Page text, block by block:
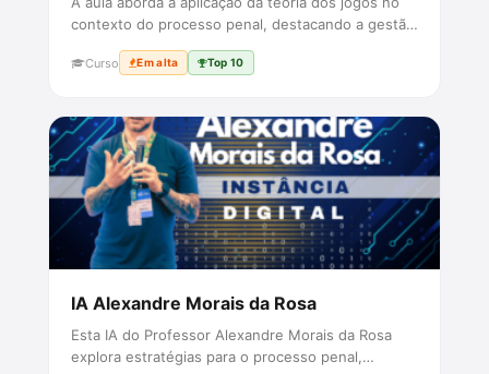
contexto do processo penal, destacando a gestão
Curso Em alta Top 10
IA Alexandre Morais da Rosa
Esta IA do Professor Alexandre Morais da Rosa
explora estratégias para o processo penal,